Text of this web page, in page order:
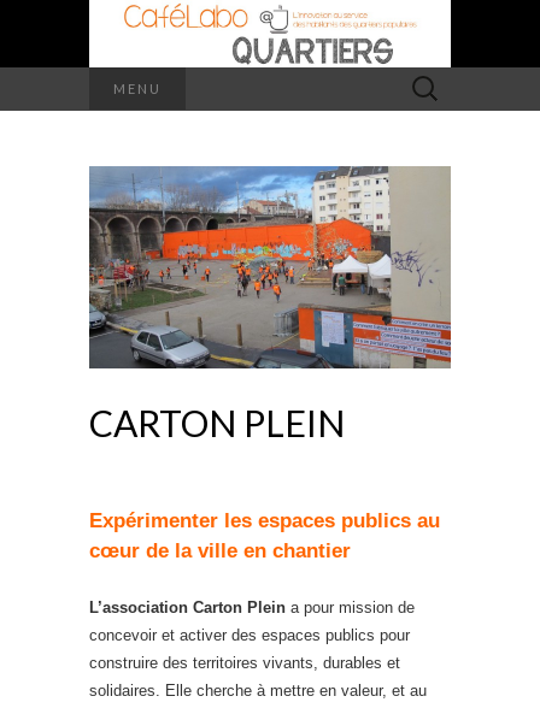
MENU Rechercher :
CARTON PLEIN
Expérimenter les espaces publics au
cœur de la ville en chantier
L’association Carton Plein a pour mission de
concevoir et activer des espaces publics pour
construire des territoires vivants, durables et
solidaires. Elle cherche à mettre en valeur, et au